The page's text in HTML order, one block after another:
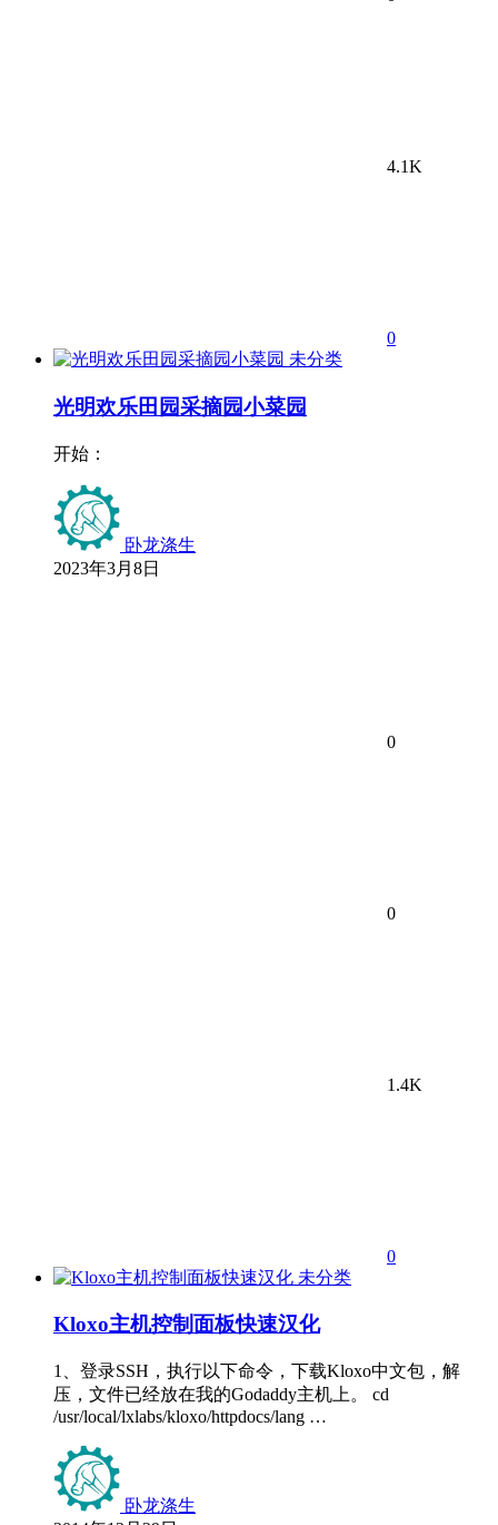
4.1K
0
未分类
光明欢乐田园采摘园小菜园
开始：
卧龙涤生
2023年3月8日
0
0
1.4K
0
未分类
Kloxo主机控制面板快速汉化
1、登录SSH，执行以下命令，下载Kloxo中文包，解
压，文件已经放在我的Godaddy主机上。 cd
/usr/local/lxlabs/kloxo/httpdocs/lang …
卧龙涤生